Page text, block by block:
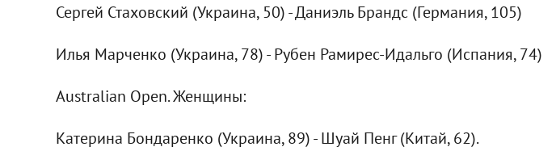
Сергей Стаховский (Украина, 50) - Даниэль Брандс (Германия, 105)
Илья Марченко (Украина, 78) - Рубен Рамирес-Идальго (Испания, 74)
Australian Open. Женщины:
Катерина Бондаренко (Украина, 89) - Шуай Пенг (Китай, 62).